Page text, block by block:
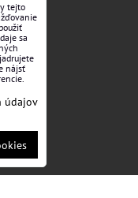
tejto
sa
nájsť
údajov